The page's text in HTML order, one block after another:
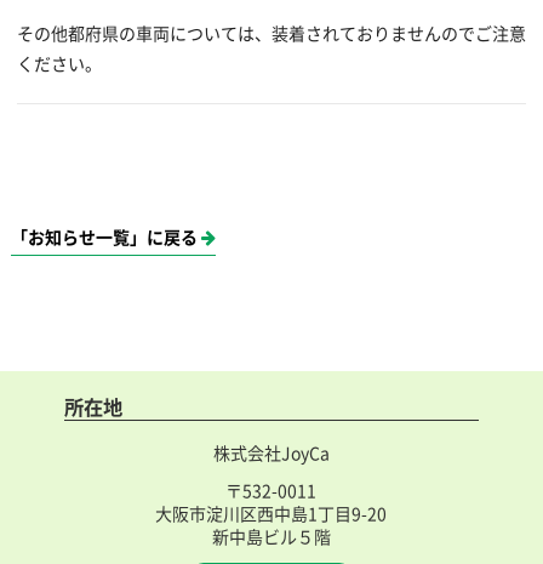
その他都府県の車両については、装着されておりませんのでご注意
ください。
「お知らせ一覧」に戻る
所在地
株式会社JoyCa
〒532-0011
大阪市淀川区西中島1丁目9-20
新中島ビル５階